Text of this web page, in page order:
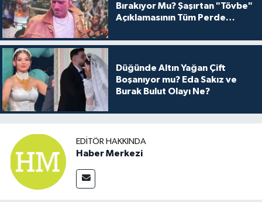
Bırakıyor Mu? Şaşırtan "Tövbe"
Açıklamasının Tüm Perde
Düğünde Altın Yağan Çift
Boşanıyor mu? Eda Sakız ve
Burak Bulut Olayı Ne?
EDITÖR HAKKINDA
Haber Merkezi